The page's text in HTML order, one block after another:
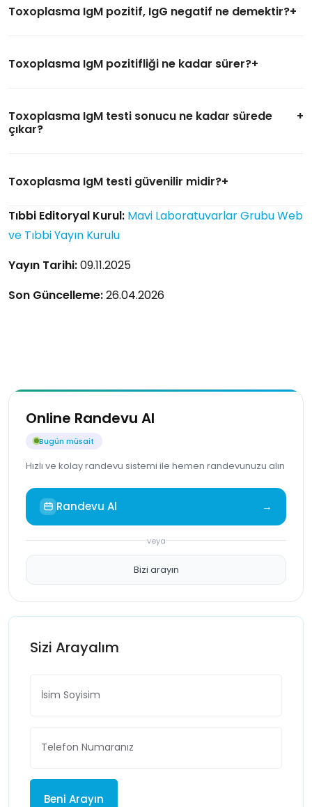
Toxoplasma IgM pozitif, IgG negatif ne demektir?
Toxoplasma IgM pozitifliği ne kadar sürer?
Toxoplasma IgM testi sonucu ne kadar sürede
çıkar?
Toxoplasma IgM testi güvenilir midir?
Tıbbi Editoryal Kurul: Mavi Laboratuvarlar Grubu Web
ve Tıbbi Yayın Kurulu
Yayın Tarihi:09.11.2025
Son Güncelleme:26.04.2026
Online Randevu Al
Bugün müsait
Hızlı ve kolay randevu sistemi ile hemen randevunuzu alın
Randevu Al →
veya
Bizi arayın
Sizi Arayalım
Beni Arayın